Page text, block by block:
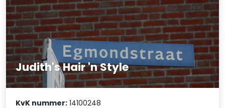
Judith's Hair 'n Style
KvK nummer: 14100248